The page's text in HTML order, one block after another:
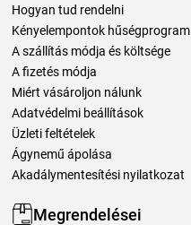
Hogyan tud rendelni
Kényelempontok hűségprogram
A szállítás módja és költsége
A fizetés módja
Miért vásároljon nálunk
Adatvédelmi beállítások
Üzleti feltételek
Ágynemű ápolása
Akadálymentesítési nyilatkozat
Megrendelései